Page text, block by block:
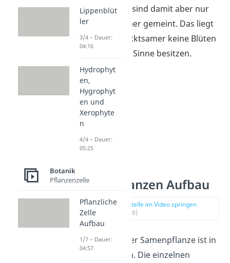
verwendet. Oft sind damit aber nur
die Bedecktsamer gemeint. Das liegt
daran, dass Nacktsamer keine Blüten
im eigentlichen Sinne besitzen.
Samenpflanzen Aufbau
zur Stelle im Video springen
(01:18)
Der Aufbau einer Samenpflanze ist in
der Regel gleich. Die einzelnen
Lippenblüt
ler
3/4 – Dauer:
04:16
Hydrophyt
en,
Hygrophyt
en und
Xerophyte
n
4/4 – Dauer:
05:25
Botanik
Pflanzenzelle
Pflanzliche
Zelle
Aufbau
1/7 – Dauer:
04:57